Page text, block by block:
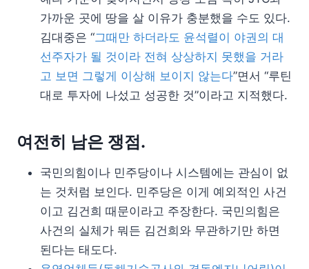
가까운 곳에 땅을 살 이유가 충분했을 수도 있다.
김대중은 “그때만 하더라도 윤석렬이 야권의 대
선주자가 될 것이라 전혀 상상하지 못했을 거라
고 보면 그렇게 이상해 보이지 않는다”면서 “루틴
대로 투자에 나섰고 성공한 것”이라고 지적했다.
여전히 남은 쟁점.
국민의힘이나 민주당이나 시스템에는 관심이 없
는 것처럼 보인다. 민주당은 이게 예외적인 사건
이고 김건희 때문이라고 주장한다. 국민의힘은
사건의 실체가 뭐든 김건희와 무관하기만 하면
된다는 태도다.